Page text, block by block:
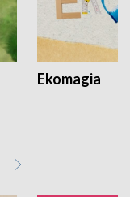
Ekomagia